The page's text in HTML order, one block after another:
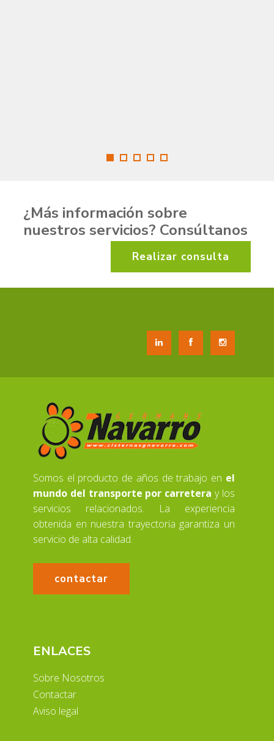
¿Más información sobre
nuestros servicios? Consúltanos
Realizar consulta
Somos el producto de años de trabajo en el
mundo del transporte por carretera y los
servicios relacionados. La experiencia
obtenida en nuestra trayectoria garantiza un
servicio de alta calidad.
contactar
ENLACES
Sobre Nosotros
Contactar
Aviso legal